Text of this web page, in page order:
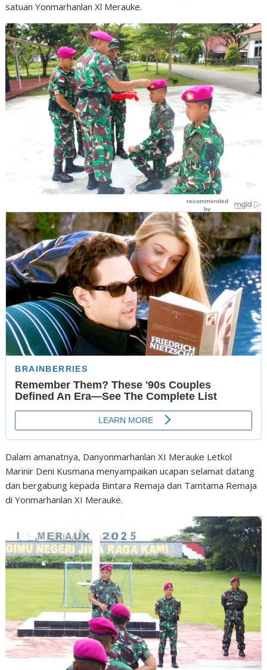
satuan Yonmarhanlan Xl Merauke.
Dalam amanatnya, Danyonmarhanlan XI Merauke Letkol
Marinir Deni Kusmana menyampaikan ucapan selamat datang
dan bergabung kepada Bintara Remaja dan Tamtama Remaja
di Yonmarhanlan XI Merauke.